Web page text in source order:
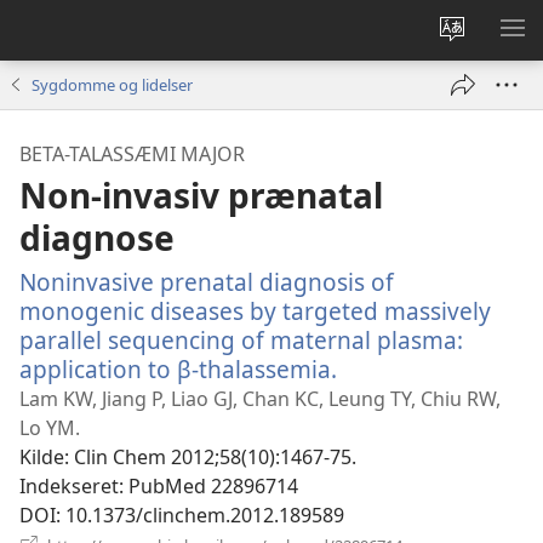
Vælg
sprog
VIS
Sygdomme og lidelser
BETA-TALASSÆMI MAJOR
Non-invasiv prænatal
diagnose
Noninvasive prenatal diagnosis of
monogenic diseases by targeted massively
parallel sequencing of maternal plasma:
application to β-thalassemia.
nyt
Lam KW, Jiang P, Liao GJ, Chan KC, Leung TY, Chiu RW,
Lo YM.
Kilde‎: Clin Chem 2012;58(10):1467-75.
Indekseret‎: PubMed 22896714
DOI‎: 10.1373/clinchem.2012.189589